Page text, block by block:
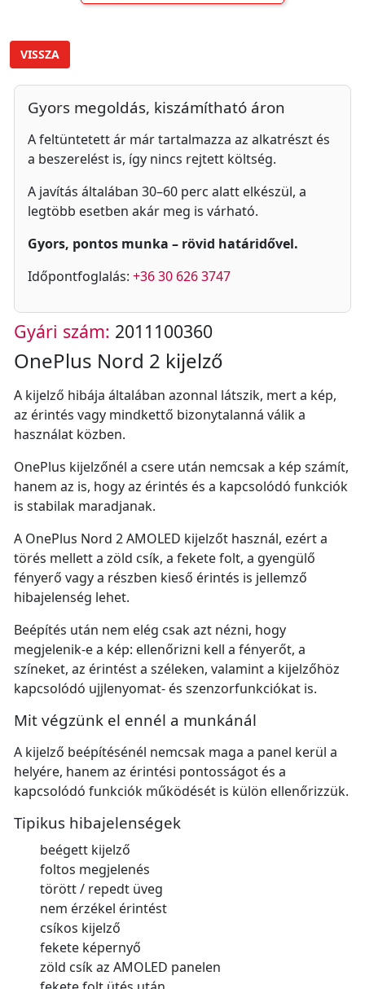
VISSZA
Gyors megoldás, kiszámítható áron
A feltüntetett ár már tartalmazza az alkatrészt és
a beszerelést is, így nincs rejtett költség.
A javítás általában 30–60 perc alatt elkészül, a
legtöbb esetben akár meg is várható.
Gyors, pontos munka – rövid határidővel.
Időpontfoglalás: +36 30 626 3747
Gyári szám: 2011100360
OnePlus Nord 2 kijelző
A kijelző hibája általában azonnal látszik, mert a kép,
az érintés vagy mindkettő bizonytalanná válik a
használat közben.
OnePlus kijelzőnél a csere után nemcsak a kép számít,
hanem az is, hogy az érintés és a kapcsolódó funkciók
is stabilak maradjanak.
A OnePlus Nord 2 AMOLED kijelzőt használ, ezért a
törés mellett a zöld csík, a fekete folt, a gyengülő
fényerő vagy a részben kieső érintés is jellemző
hibajelenség lehet.
Beépítés után nem elég csak azt nézni, hogy
megjelenik-e a kép: ellenőrizni kell a fényerőt, a
színeket, az érintést a széleken, valamint a kijelzőhöz
kapcsolódó ujjlenyomat- és szenzorfunkciókat is.
Mit végzünk el ennél a munkánál
A kijelző beépítésénél nemcsak maga a panel kerül a
helyére, hanem az érintési pontosságot és a
kapcsolódó funkciók működését is külön ellenőrizzük.
Tipikus hibajelenségek
beégett kijelző
foltos megjelenés
törött / repedt üveg
nem érzékel érintést
csíkos kijelző
fekete képernyő
zöld csík az AMOLED panelen